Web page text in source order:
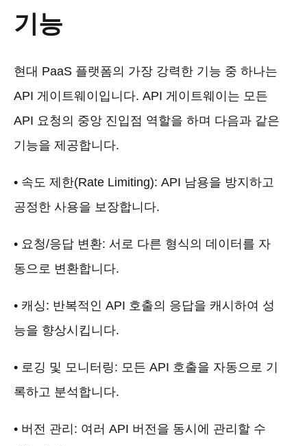
기능
현대 PaaS 플랫폼의 가장 강력한 기능 중 하나는
API 게이트웨이입니다. API 게이트웨이는 모든
API 요청의 중앙 진입점 역할을 하며 다음과 같은
기능을 제공합니다.
• 속도 제한(Rate Limiting): API 남용을 방지하고
공정한 사용을 보장합니다.
• 요청/응답 변환: 서로 다른 형식의 데이터를 자
동으로 변환합니다.
• 캐싱: 반복적인 API 호출의 응답을 캐시하여 성
능을 향상시킵니다.
• 로깅 및 모니터링: 모든 API 호출을 자동으로 기
록하고 분석합니다.
• 버전 관리: 여러 API 버전을 동시에 관리할 수